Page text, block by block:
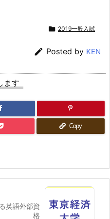
 2019一般入試
 Posted by KEN
ます
Copy
英語外部資
格